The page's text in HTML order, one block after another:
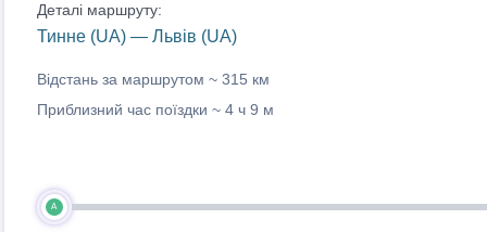
Деталі маршруту:
Тинне (UA) — Львів (UA)
Відстань за маршрутом ~ 315 км
Приблизний час поїздки ~ 4 ч 9 м
A